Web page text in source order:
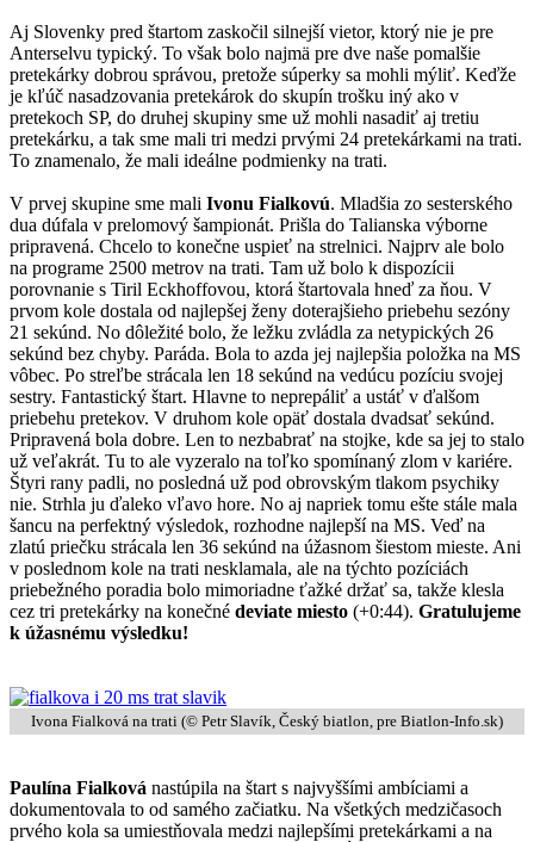
Aj Slovenky pred štartom zaskočil silnejší vietor, ktorý nie je pre
Anterselvu typický. To však bolo najmä pre dve naše pomalšie
pretekárky dobrou správou, pretože súperky sa mohli mýliť. Keďže
je kľúč nasadzovania pretekárok do skupín trošku iný ako v
pretekoch SP, do druhej skupiny sme už mohli nasadiť aj tretiu
pretekárku, a tak sme mali tri medzi prvými 24 pretekárkami na trati.
To znamenalo, že mali ideálne podmienky na trati.
V prvej skupine sme mali Ivonu Fialkovú. Mladšia zo sesterského
dua dúfala v prelomový šampionát. Prišla do Talianska výborne
pripravená. Chcelo to konečne uspieť na strelnici. Najprv ale bolo
na programe 2500 metrov na trati. Tam už bolo k dispozícii
porovnanie s Tiril Eckhoffovou, ktorá štartovala hneď za ňou. V
prvom kole dostala od najlepšej ženy doterajšieho priebehu sezóny
21 sekúnd. No dôležité bolo, že ležku zvládla za netypických 26
sekúnd bez chyby. Paráda. Bola to azda jej najlepšia položka na MS
vôbec. Po streľbe strácala len 18 sekúnd na vedúcu pozíciu svojej
sestry. Fantastický štart. Hlavne to neprepáliť a ustáť v ďalšom
priebehu pretekov. V druhom kole opäť dostala dvadsať sekúnd.
Pripravená bola dobre. Len to nezbabrať na stojke, kde sa jej to stalo
už veľakrát. Tu to ale vyzeralo na toľko spomínaný zlom v kariére.
Štyri rany padli, no posledná už pod obrovským tlakom psychiky
nie. Strhla ju ďaleko vľavo hore. No aj napriek tomu ešte stále mala
šancu na perfektný výsledok, rozhodne najlepší na MS. Veď na
zlatú priečku strácala len 36 sekúnd na úžasnom šiestom mieste. Ani
v poslednom kole na trati nesklamala, ale na týchto pozíciách
priebežného poradia bolo mimoriadne ťažké držať sa, takže klesla
cez tri pretekárky na konečné deviate miesto (+0:44). Gratulujeme
k úžasnému výsledku!
Ivona Fialková na trati (© Petr Slavík, Český biatlon , pre Biatlon-Info.sk)
Paulína Fialková nastúpila na štart s najvyššími ambíciami a
dokumentovala to od samého začiatku. Na všetkých medzičasoch
prvého kola sa umiestňovala medzi najlepšími pretekárkami a na